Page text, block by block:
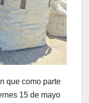
que como parte
15 de mayo